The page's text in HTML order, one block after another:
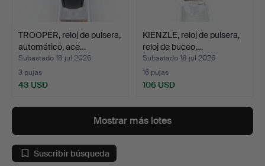
TROOPER, reloj de pulsera,
automático, ace…
Subastado 18 jul 2026
3 pujas
43 USD
KIENZLE, reloj de pulsera,
reloj de buceo,…
Subastado 18 jul 2026
16 pujas
106 USD
Mostrar más lotes
Suscribir búsqueda